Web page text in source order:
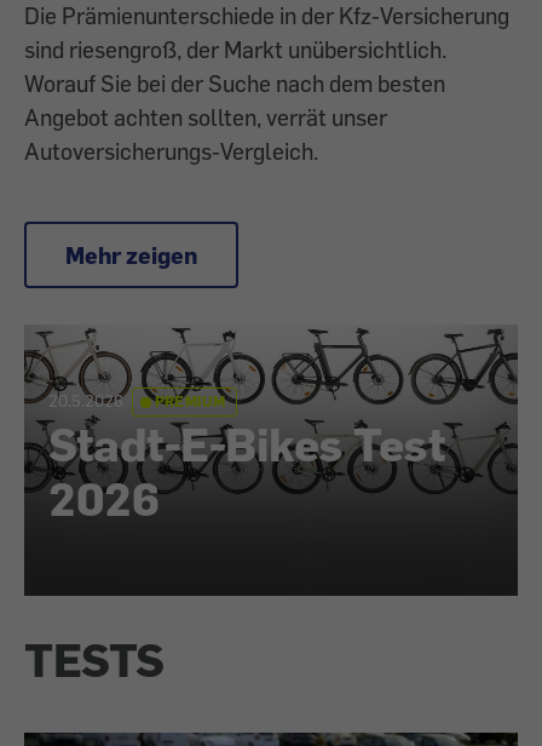
Die Prämienunterschiede in der Kfz-Versicherung
sind riesengroß, der Markt unübersichtlich.
Worauf Sie bei der Suche nach dem besten
Angebot achten sollten, verrät unser
Autoversicherungs-Vergleich.
Mehr zeigen
20.5.2026 PREMIUM
Stadt-E-Bikes Test
2026
TESTS